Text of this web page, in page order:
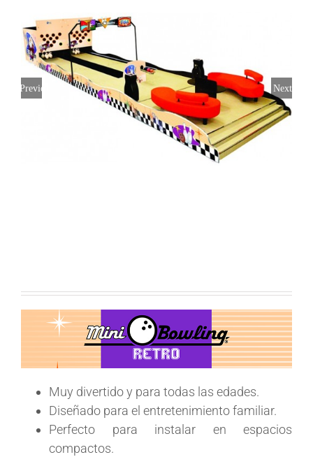
Previous Next
Muy divertido y para todas las edades.
Diseñado para el entretenimiento familiar.
Perfecto para instalar en espacios
compactos.